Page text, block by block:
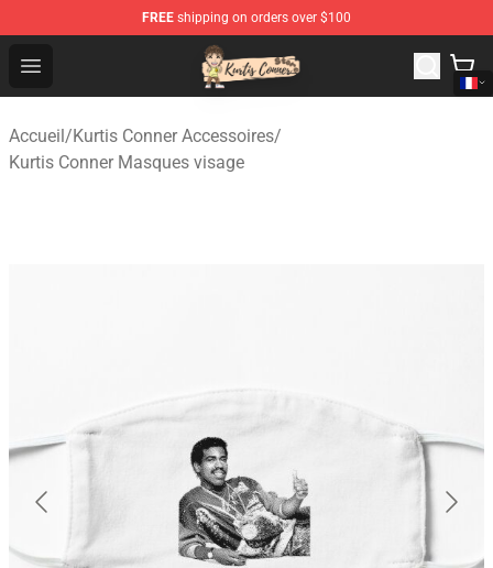
FREE shipping on orders over $100
Open menu
Kurtis Conner Store - Official Kurtis Conner Merchandise
Accueil/Kurtis Conner Accessoires/
Kurtis Conner Masques visage